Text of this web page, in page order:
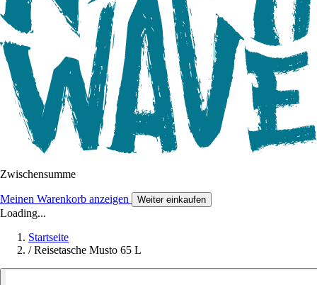
Zwischensumme
Meinen Warenkorb anzeigen Weiter einkaufen
Loading...
Startseite
/ Reisetasche Musto 65 L